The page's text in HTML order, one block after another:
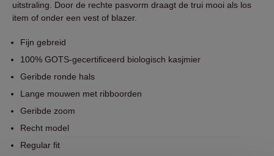
uitstraling. Door de rechte pasvorm draagt de trui mooi als los
item of onder een vest of blazer.
Fijn gebreid
100% GOTS-gecertificeerd biologisch kasjmier
Geribde ronde hals
Lange mouwen met ribboorden
Geribde zoom
Recht model
Regular fit